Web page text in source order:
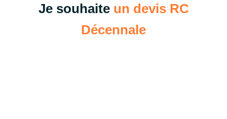
Je souhaite un devis RC
Décennale